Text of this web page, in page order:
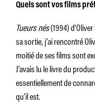
Quels sont vos films
Tueurs nés(1994)
sa sortie, j’ai rencontré
moitié de ses films sont
J’avais lu le livre du
essentiellement de
qu’il est.